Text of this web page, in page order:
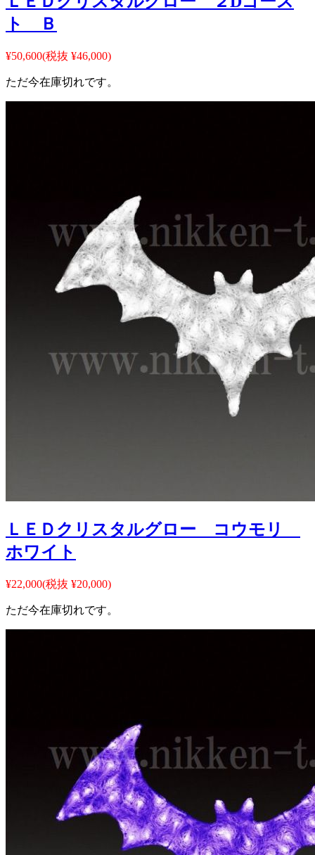
ト Ｂ
¥50,600(税抜 ¥46,000)
ただ今在庫切れです。
ＬＥＤクリスタルグロー コウモリ
ホワイト
¥22,000(税抜 ¥20,000)
ただ今在庫切れです。